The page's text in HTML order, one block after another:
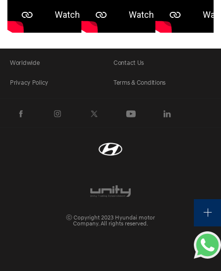
Worldwide Contact Us
Privacy Policy Terms & Conditions
ⓒ Copyright 2023 Hyundai motor
Company. All rights reserved.